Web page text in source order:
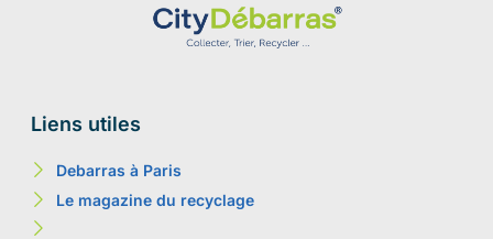
Liens utiles
Debarras à Paris
Le magazine du recyclage